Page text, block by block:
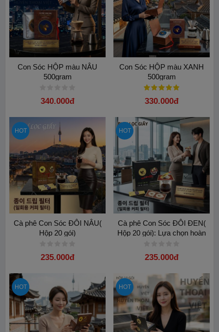
Con Sóc HỘP màu NÂU
500gram
340.000đ
Con Sóc HỘP màu XANH
500gram
330.000đ
HOT
Cà phê Con Sóc ĐÔI NÂU(
Hộp 20 gói)
235.000đ
HOT
Cà phê Con Sóc ĐÔI ĐEN(
Hộp 20 gói): Lựa chọn hoàn
235.000đ
HOT HOT